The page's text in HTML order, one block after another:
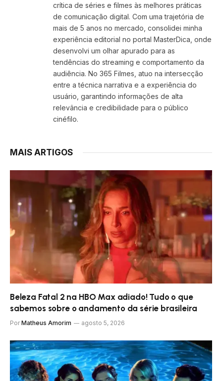
crítica de séries e filmes às melhores práticas
de comunicação digital. Com uma trajetória de
mais de 5 anos no mercado, consolidei minha
experiência editorial no portal MasterDica, onde
desenvolvi um olhar apurado para as
tendências do streaming e comportamento da
audiência. No 365 Filmes, atuo na intersecção
entre a técnica narrativa e a experiência do
usuário, garantindo informações de alta
relevância e credibilidade para o público
cinéfilo.
MAIS ARTIGOS
Beleza Fatal 2 na HBO Max adiado! Tudo o que
sabemos sobre o andamento da série brasileira
Por Matheus Amorim agosto 5, 2026